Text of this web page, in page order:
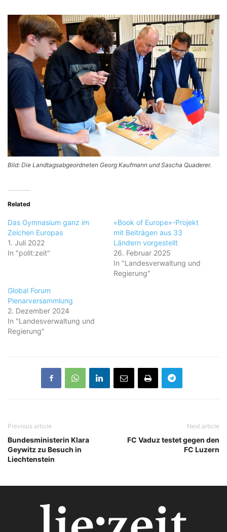
Bild: Die Landtagsabgeordneten Georg Kaufmann und Sascha Quaderer.
Related
Das Gymnasium ganz im
Zeichen Europas
1. Juli 2022
In "polit:zeit"
«Book of Europe»-Projekt
mit Beiträgen aus 33
Ländern vorgestellt
26. Februar 2025
In "Landesverwaltung und
Regierung"
Global Forum
Plenarversammlung
2. Dezember 2024
In "Landesverwaltung und
Regierung"
Previous article
Bundesministerin Klara
Geywitz zu Besuch in
Liechtenstein
Next article
FC Vaduz testet gegen den
FC Luzern